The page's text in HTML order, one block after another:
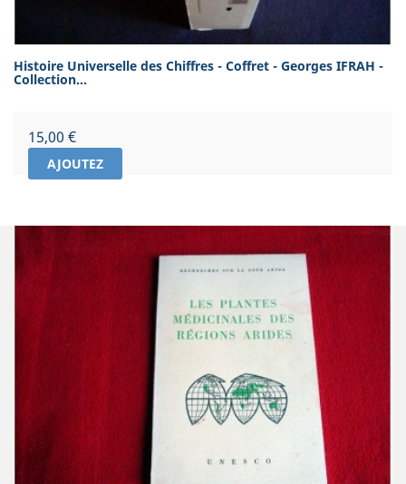
Histoire Universelle des Chiffres - Coffret - Georges IFRAH -
Collection...
Prix
15,00 €
AJOUTEZ